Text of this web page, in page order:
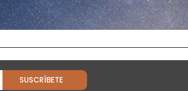
SUSCRÍBETE